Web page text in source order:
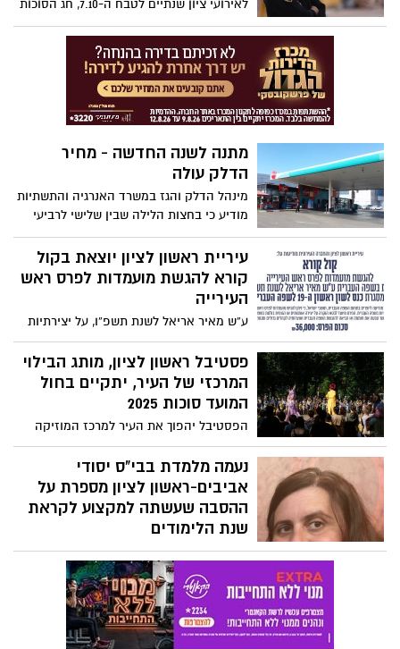
לאירועי ציון שנתיים לטבח ה-7.10, חג הסוכות
וחול המועד, שיתקיימו בימים הקרובים בגזרת
הנגב המערבי, שדרות ועוטף עזה - היום (ב')
החל משעות הבוקר - כוחות המשטרה וצה״ל
יהיו פרוסים בצירים המרכזיים ובאזורים
הרלוונטיים
מתנה לשנה החדשה - מחיר
הדלק עולה
מינהל הדלק והגז במשרד האנרגיה והתשתיות
מודיע כי בחצות הלילה שבין שלישי לרביעי
(30.09.2025-01.10.2025) יעודכנו מחירי מוצרי
הדלק הנמצאים בפיקוח, הנמכרים לצרכן
בתחנות הדלק
עיריית ראשון לציון יוצאת בקול
קורא להגשת מועמדות לפרס ראש
העירייה
ע”ש מאיר אריאל לשנת תשפ”ו, על יצירתיות
בשפה העברית, הפרס בסך 36 אלף שקל,
יוענק במסגרת כנס “לשון ראשון” ה-19 לשפה
העברית
פסטיבל ראשון לציון, מותג הבילוי
המרכזי של העיר, יתקיים בחול
המועד סוכות 2025
הפסטיבל יהפוך את העיר למרכז המוזיקה
הישראלית. הפסטיבל יציע חגיגה מוזיקלית
בת חמישה ימים, במגוון מוקדים ברחבי העיר:
לייב פארק, היכל התרבות, גן המושבה, רחבת
בניין העירייה ובית העם.
נעמה מלמדת בבי"ס יסודי
אביבים-ראשון לציון מספרת על
ההסבה שעשתה למקצוע לקראת
שנת הלימודים
״כשאני רואה את הניצוץ בעיניים של הילדים
אני יודעת שבחרתי נכון"